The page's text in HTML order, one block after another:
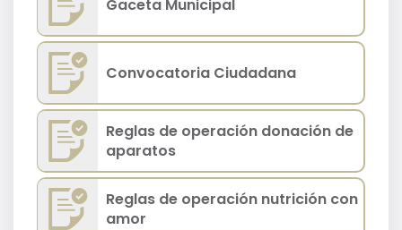
Gaceta Municipal
Convocatoria Ciudadana
Reglas de operación donación de
aparatos
Reglas de operación nutrición con
amor